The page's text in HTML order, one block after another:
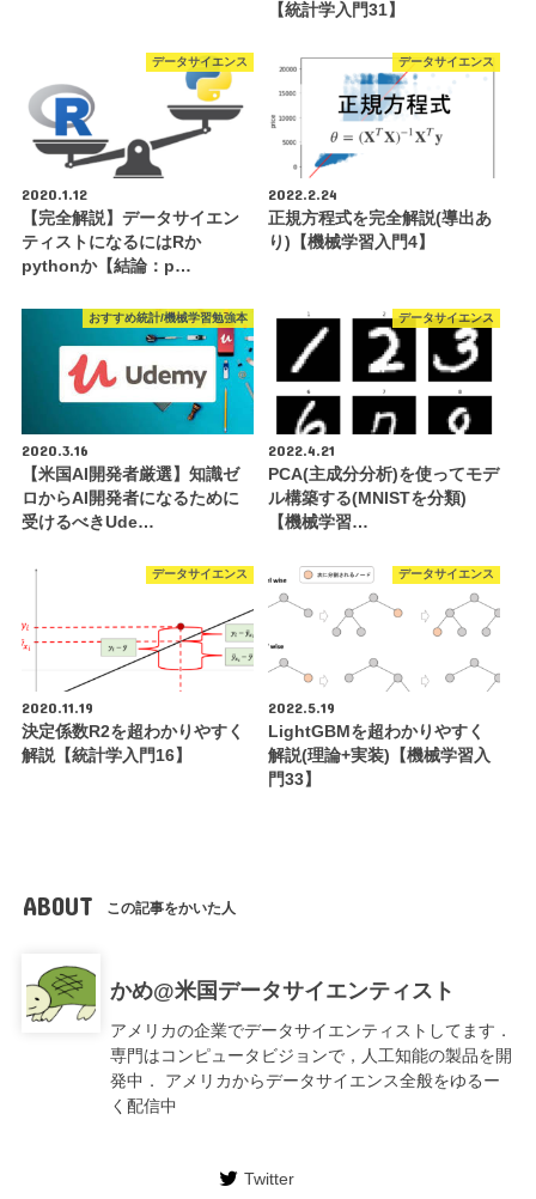
【統計学入門31】
データサイエンス
2020.1.12
【完全解説】データサイエン
ティストになるにはRか
pythonか【結論：p…
データサイエンス
2022.2.24
正規方程式を完全解説(導出あ
り)【機械学習入門4】
おすすめ統計/機械学習勉強本
2020.3.16
【米国AI開発者厳選】知識ゼ
ロからAI開発者になるために
受けるべきUde…
データサイエンス
2022.4.21
PCA(主成分分析)を使ってモデ
ル構築する(MNISTを分類)
【機械学習…
データサイエンス
2020.11.19
決定係数R2を超わかりやすく
解説【統計学入門16】
データサイエンス
2022.5.19
LightGBMを超わかりやすく
解説(理論+実装)【機械学習入
門33】
ABOUT この記事をかいた人
かめ@米国データサイエンティスト
アメリカの企業でデータサイエンティストしてます．
専門はコンピュータビジョンで，人工知能の製品を開
発中． アメリカからデータサイエンス全般をゆるー
く配信中
Twitter